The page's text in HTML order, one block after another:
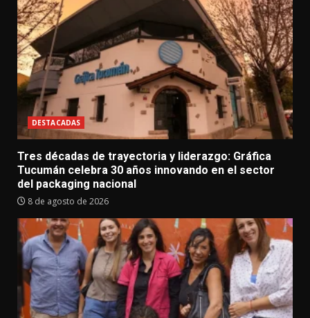
DESTACADAS
Tres décadas de trayectoria y liderazgo: Gráfica
Tucumán celebra 30 años innovando en el sector
del packaging nacional
8 de agosto de 2026